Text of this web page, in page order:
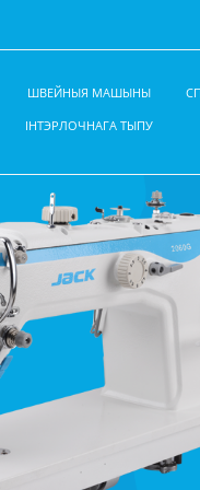
ШВЕЙНЫЯ МАШЫНЫ
ІНТЭРЛОЧНАГА ТЫПУ